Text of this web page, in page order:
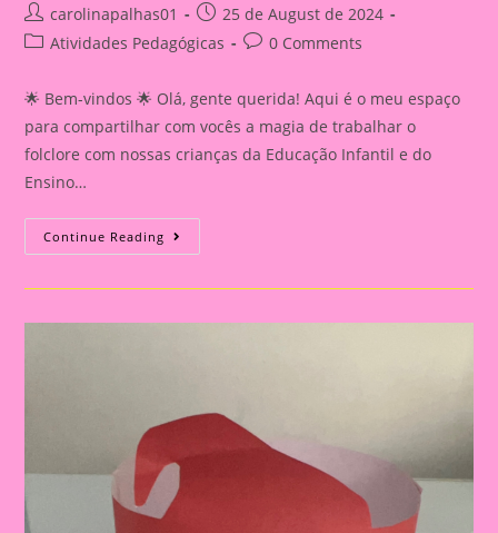
Post
author:
carolinapalhas01
Post
published:
25 de August de 2024
PostAtividades Pedagógicas
Post0 Comments
🌟 Bem-vindos 🌟 Olá, gente querida! Aqui é o meu espaço
para compartilhar com vocês a magia de trabalhar o
folclore com nossas crianças da Educação Infantil e do
Ensino…
Continue Reading Dia
Do
Goro
Sobre
Folclore
2024